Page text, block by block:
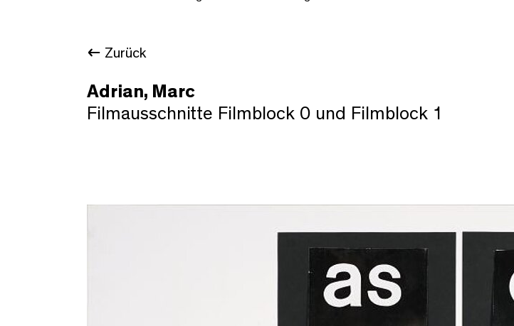
Zurück
Adrian, Marc
Filmausschnitte Filmblock 0 und Filmblock 1